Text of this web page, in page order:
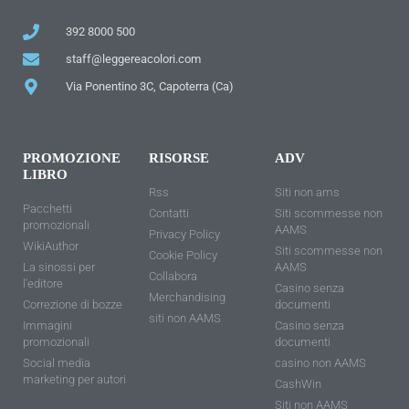
392 8000 500
staff@leggereacolori.com
Via Ponentino 3C, Capoterra (Ca)
PROMOZIONE
LIBRO
Pacchetti
promozionali
WikiAuthor
La sinossi per
l'editore
Correzione di bozze
Immagini
promozionali
Social media
marketing per autori
RISORSE
Rss
Contatti
Privacy Policy
Cookie Policy
Collabora
Merchandising
siti non AAMS
ADV
Siti non ams
Siti scommesse non
AAMS
Siti scommesse non
AAMS
Casino senza
documenti
Casino senza
documenti
casino non AAMS
CashWin
Siti non AAMS